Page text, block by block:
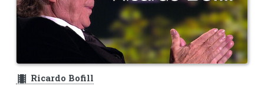
theaters Ricardo Bofill